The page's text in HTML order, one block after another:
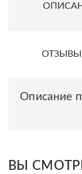
ОТЗЫВЫ
Описание
ВЫ